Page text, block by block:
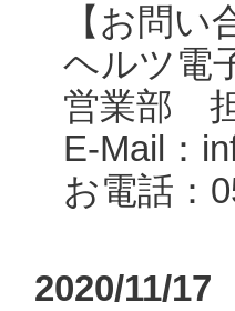
【お問い
ヘルツ電
営業部
E-Mail：
お電話：
2020/11/17